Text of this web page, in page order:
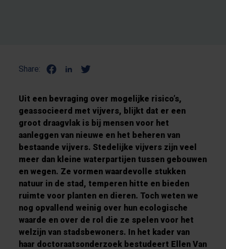
Share:
Uit een bevraging over mogelijke risico’s,
geassocieerd met vijvers, blijkt dat er een
groot draagvlak is bij mensen voor het
aanleggen van nieuwe en het beheren van
bestaande vijvers. Stedelijke vijvers zijn veel
meer dan kleine waterpartijen tussen gebouwen
en wegen. Ze vormen waardevolle stukken
natuur in de stad, temperen hitte en bieden
ruimte voor planten en dieren. Toch weten we
nog opvallend weinig over hun ecologische
waarde en over de rol die ze spelen voor het
welzijn van stadsbewoners. In het kader van
haar doctoraatsonderzoek bestudeert Ellen Van